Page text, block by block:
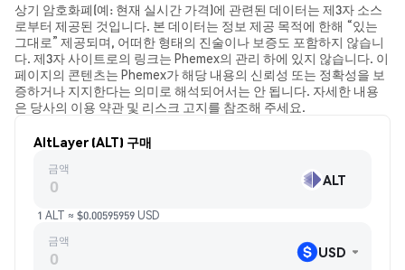
상기 암호화폐(예: 현재 실시간 가격)에 관련된 데이터는 제3자 소스
로부터 제공된 것입니다. 본 데이터는 정보 제공 목적에 한해 “있는
그대로” 제공되며, 어떠한 형태의 진술이나 보증도 포함하지 않습니
다. 제3자 사이트로의 링크는 Phemex의 관리 하에 있지 않습니다. 이
페이지의 콘텐츠는 Phemex가 해당 내용의 신뢰성 또는 정확성을 보
증하거나 지지한다는 의미로 해석되어서는 안 됩니다. 자세한 내용
은 당사의 이용 약관 및 리스크 고지를 참조해 주세요.
AltLayer (ALT) 구매
금액
ALT
1 ALT ≈ $0.00595959 USD
금액
USD